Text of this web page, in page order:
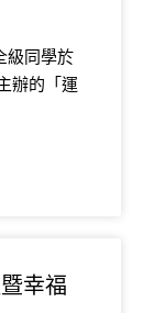
級同學於
辦的「運
幸福